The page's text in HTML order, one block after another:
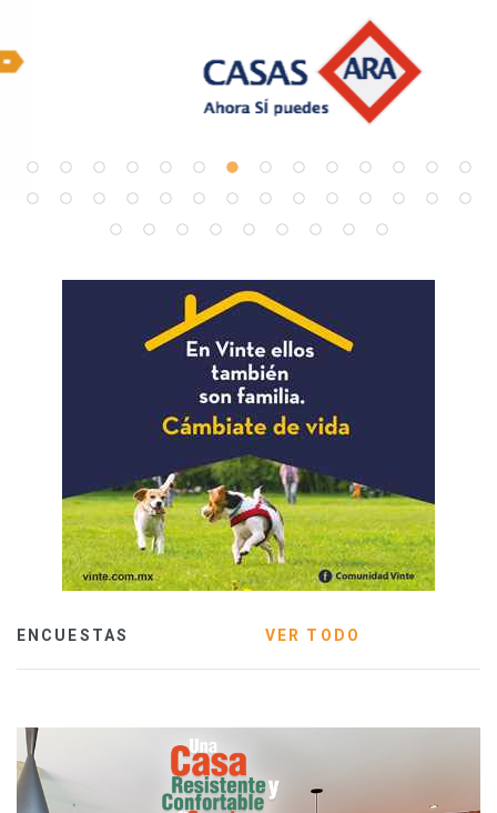
ENCUESTAS VER TODO